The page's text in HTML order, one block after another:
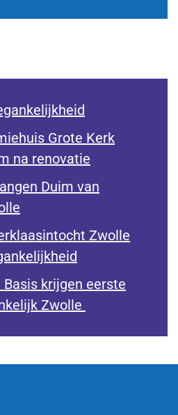
Grote Kerk
na renovatie
Duim van
Zwolle
Basis krijgen eerste
Zwolle